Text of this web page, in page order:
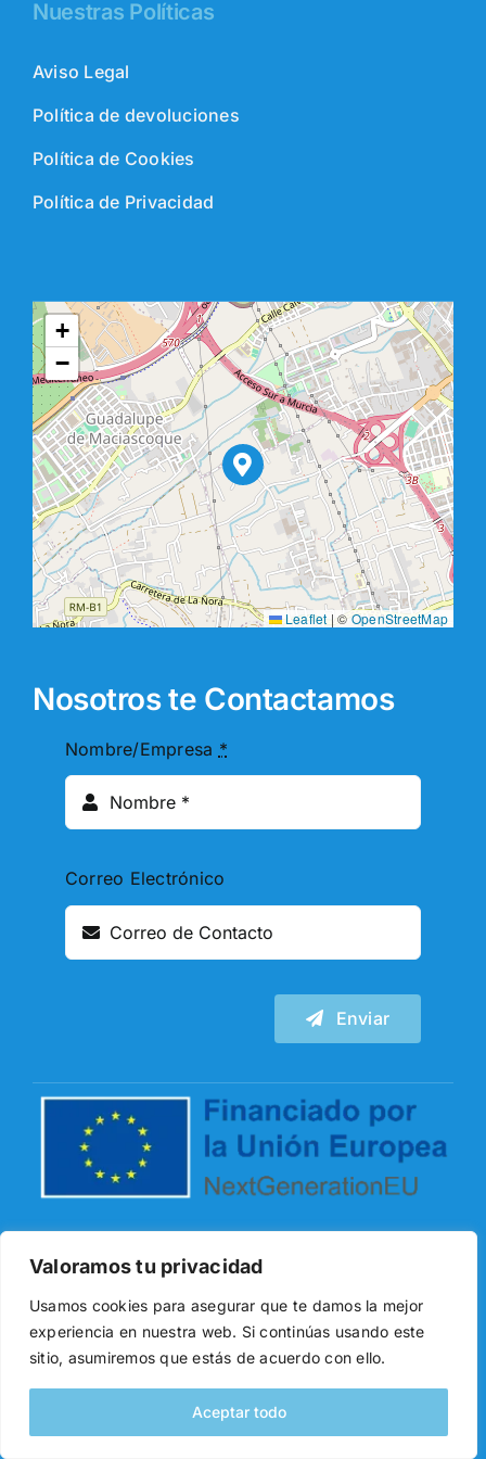
Valoramos tu privacidad
Usamos cookies para asegurar que te damos la mejor
experiencia en nuestra web. Si continúas usando este
sitio, asumiremos que estás de acuerdo con ello.
Aceptar todo
Nuestras Políticas
Aviso Legal
Política de devoluciones
Política de Cookies
Política de Privacidad
+
−
Leaflet |©OpenStreetMap
Nosotros te Contactamos
Nombre/Empresa *
Correo Electrónico
Enviar
NextGenerationEU. Sin embargo, los puntos de
vista y las opiniones expresadas son únicamente
los del autor o autores y no reflejan
necesariamente los de la Unión Europea o la
Comisión Europea. Ni la Unión Europea ni la
Comisión Europea pueden ser consideradas